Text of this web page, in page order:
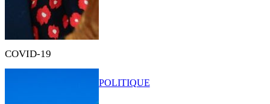
COVID-19
POLITIQUE